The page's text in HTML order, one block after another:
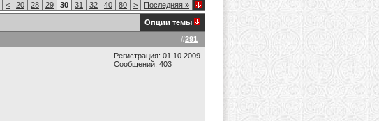
< 20 28 29 30 31 32 40 80 > Последняя »
Опции темы
#291
Регистрация: 01.10.2009
Сообщений: 403